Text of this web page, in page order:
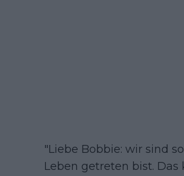
"Liebe Bobbie: wir sind
Leben getreten bist.